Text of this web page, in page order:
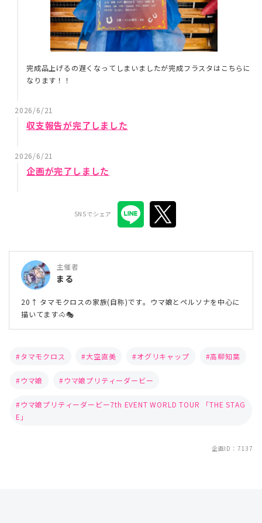
完成品上げるの遅くなってしまいましたが完成フラスタはこちらに
なります！！
2026/6/21
収支報告が完了しました
2026/6/21
企画が完了しました
SNSでシェア
主催者
まる
20↑ タマモクロスの家族(自称)です。ウマ娘とペルソナを中心に
描いてます🐴🎭
タマモクロス 大空直美 オグリキャップ 高柳知葉
ウマ娘 ウマ娘プリティーダービー
ウマ娘プリティーダービー7th EVENT WORLD TOUR 「THE STAG
E」
企画ID：7137